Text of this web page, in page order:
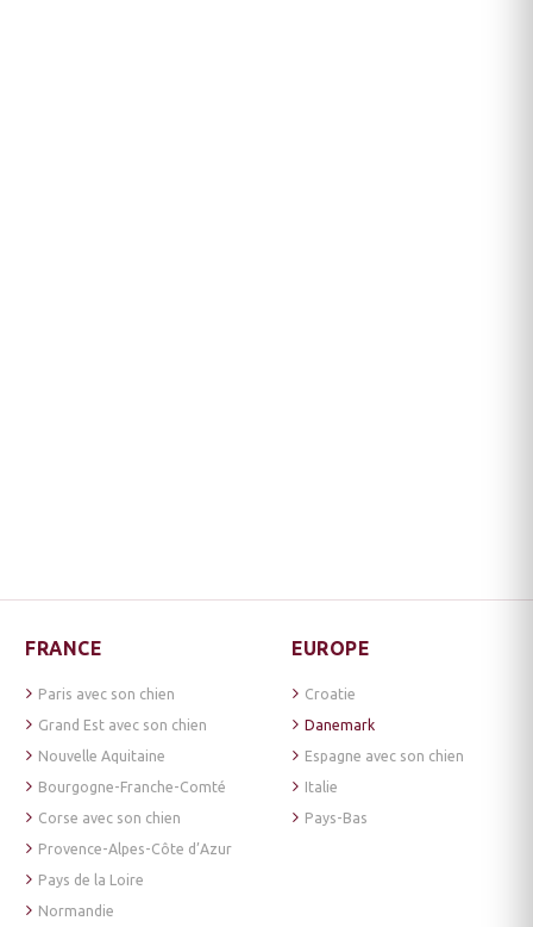
FRANCE
Paris avec son chien
Grand Est avec son chien
Nouvelle Aquitaine
Bourgogne-Franche-Comté
Corse avec son chien
Provence-Alpes-Côte d’Azur
Pays de la Loire
Normandie
EUROPE
Croatie
Danemark
Espagne avec son chien
Italie
Pays-Bas